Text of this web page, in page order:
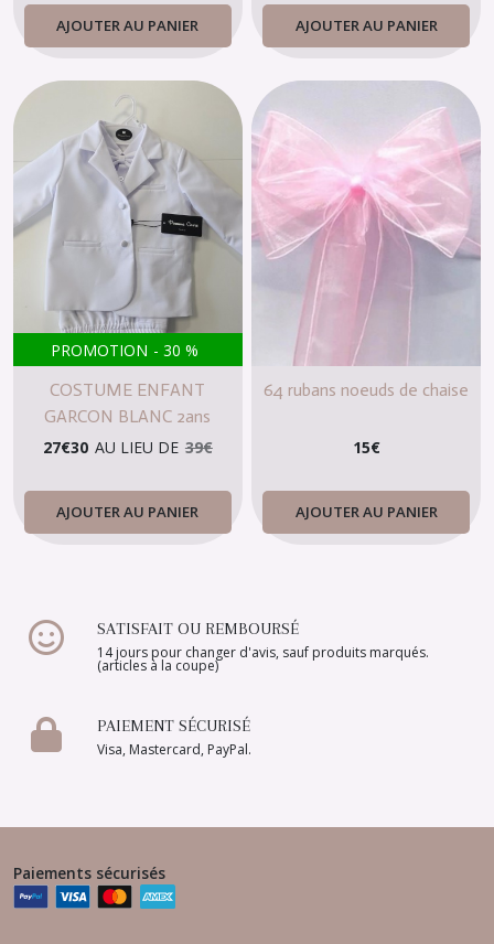
AJOUTER AU PANIER AJOUTER AU PANIER
PROMOTION - 30 %
COSTUME ENFANT
GARCON BLANC 2ans
27€30 AU LIEU DE 39€
AJOUTER AU PANIER
64 rubans noeuds de chaise
15€
AJOUTER AU PANIER
SATISFAIT OU REMBOURSÉ
14 jours pour changer d'avis, sauf produits marqués.
(articles à la coupe)
PAIEMENT SÉCURISÉ
Visa, Mastercard, PayPal.
Paiements sécurisés